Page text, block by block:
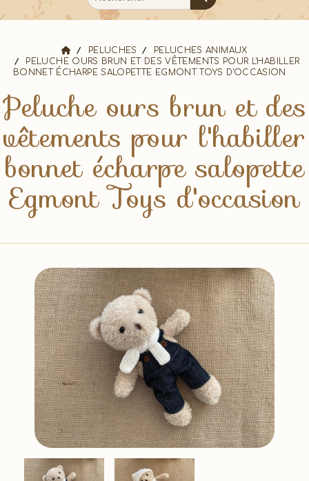
PELUCHES
PELUCHES ANIMAUX
PELUCHE OURS BRUN ET DES VÊTEMENTS POUR L'HABILLER
BONNET ÉCHARPE SALOPETTE EGMONT TOYS D'OCCASION
Peluche ours brun et des
vêtements pour l'habiller
bonnet écharpe salopette
Egmont Toys d'occasion